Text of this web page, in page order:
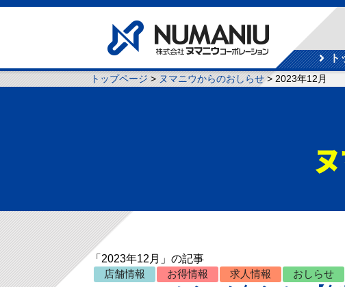
ト
トップページ > ヌマニウからのおしらせ> 2023年12月
「2023年12月」の記事
店舗情報
お得情報 求人情報 おしらせ